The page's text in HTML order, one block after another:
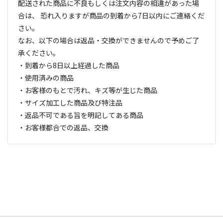
配送された商品に不良もしくは注文内容の相違があった場
合は、 恐れ入りますが商品の到着から7日以内にご連絡くだ
さい。
なお、以下の場合は返品・交換ができませんので予めご了
承ください。
・到着から8日以上経過した商品
・使用済みの商品
・お客様のもとで汚れ、キズ等が生じた商品
・サイズ加工した商品及び特注品
・返品不可である旨を明記してある商品
・お客様都合での返品、交換